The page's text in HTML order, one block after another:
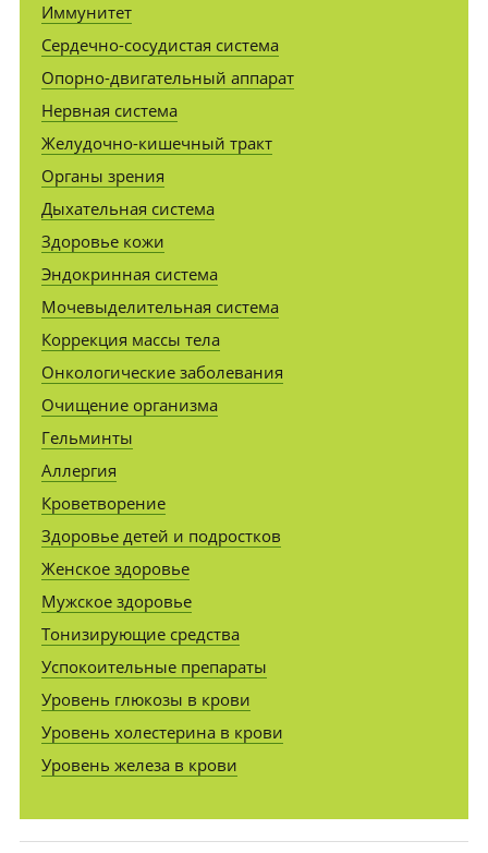
Иммунитет
Сердечно-сосудистая система
Опорно-двигательный аппарат
Нервная система
Желудочно-кишечный тракт
Органы зрения
Дыхательная система
Здоровье кожи
Эндокринная система
Мочевыделительная система
Коррекция массы тела
Онкологические заболевания
Очищение организма
Гельминты
Аллергия
Кроветворение
Здоровье детей и подростков
Женское здоровье
Мужское здоровье
Тонизирующие средства
Успокоительные препараты
Уровень глюкозы в крови
Уровень холестерина в крови
Уровень железа в крови